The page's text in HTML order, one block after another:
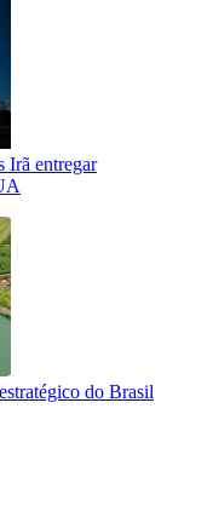
Irã entregar
do Brasil